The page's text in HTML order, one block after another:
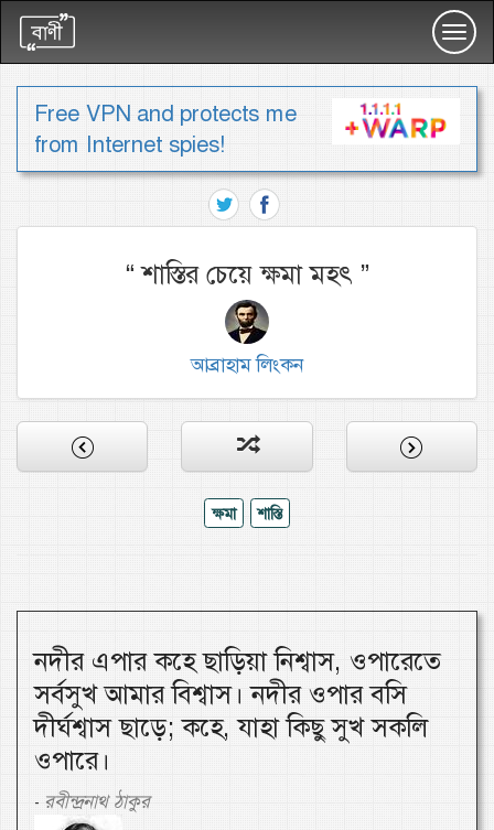
Free VPN and protects me
from Internet spies!
“শাস্তির চেয়ে ক্ষমা মহৎ ”
আব্রাহাম লিংকন
ক্ষমা শাস্তি
নদীর এপার কহে ছাড়িয়া নিশ্বাস, ওপারেতে
সর্বসুখ আমার বিশ্বাস। নদীর ওপার বসি
দীর্ঘশ্বাস ছাড়ে; কহে, যাহা কিছু সুখ সকলি
ওপারে।
- রবীন্দ্রনাথ ঠাকুর